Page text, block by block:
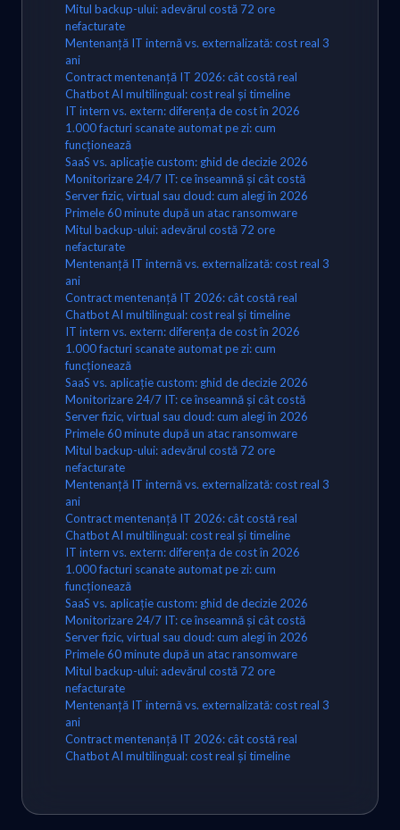
Mitul backup-ului: adevărul costă 72 ore
nefacturate
Mentenanță IT internă vs. externalizată: cost real 3
ani
Contract mentenanță IT 2026: cât costă real
Chatbot AI multilingual: cost real și timeline
IT intern vs. extern: diferența de cost în 2026
1.000 facturi scanate automat pe zi: cum
funcționează
SaaS vs. aplicație custom: ghid de decizie 2026
Monitorizare 24/7 IT: ce înseamnă și cât costă
Server fizic, virtual sau cloud: cum alegi în 2026
Primele 60 minute după un atac ransomware
Mitul backup-ului: adevărul costă 72 ore
nefacturate
Mentenanță IT internă vs. externalizată: cost real 3
ani
Contract mentenanță IT 2026: cât costă real
Chatbot AI multilingual: cost real și timeline
IT intern vs. extern: diferența de cost în 2026
1.000 facturi scanate automat pe zi: cum
funcționează
SaaS vs. aplicație custom: ghid de decizie 2026
Monitorizare 24/7 IT: ce înseamnă și cât costă
Server fizic, virtual sau cloud: cum alegi în 2026
Primele 60 minute după un atac ransomware
Mitul backup-ului: adevărul costă 72 ore
nefacturate
Mentenanță IT internă vs. externalizată: cost real 3
ani
Contract mentenanță IT 2026: cât costă real
Chatbot AI multilingual: cost real și timeline
IT intern vs. extern: diferența de cost în 2026
1.000 facturi scanate automat pe zi: cum
funcționează
SaaS vs. aplicație custom: ghid de decizie 2026
Monitorizare 24/7 IT: ce înseamnă și cât costă
Server fizic, virtual sau cloud: cum alegi în 2026
Primele 60 minute după un atac ransomware
Mitul backup-ului: adevărul costă 72 ore
nefacturate
Mentenanță IT internă vs. externalizată: cost real 3
ani
Contract mentenanță IT 2026: cât costă real
Chatbot AI multilingual: cost real și timeline